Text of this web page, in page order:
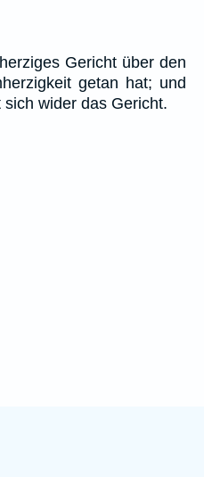
Gericht über den
getan hat; und
wider das Gericht.